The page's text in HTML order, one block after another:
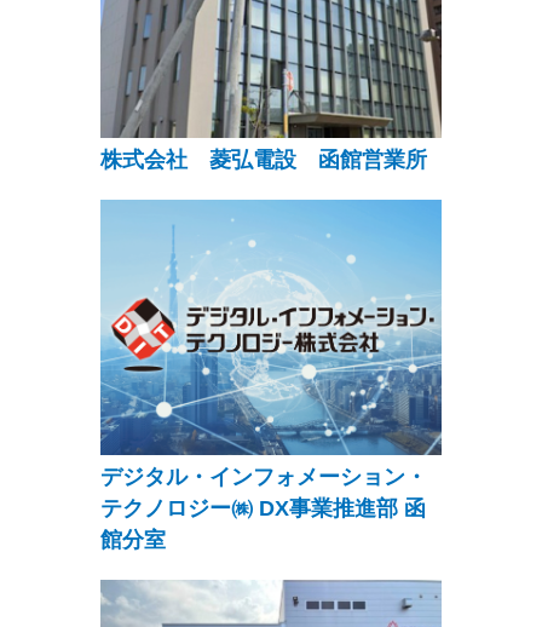
株式会社 菱弘電設 函館営業所
デジタル・インフォメーション・
テクノロジー㈱ DX事業推進部 函
館分室